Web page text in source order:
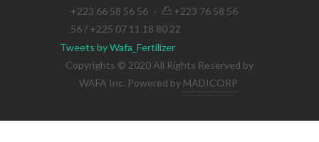
+223 66 58 56 56 ·
+223 76 58 56
56 / +225 07 11 18 80 22
Tweets by Wafa_Fertilizer
Copyrights © 2020 All Rights Reserved by
WAFA Inc. Powered by MADICORP